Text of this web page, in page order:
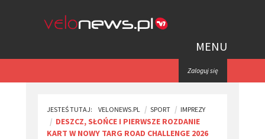
MENU
Zaloguj się
JESTEŚ TUTAJ: VELONEWS.PL SPORT IMPREZY
DESZCZ, SŁOŃCE I PIERWSZE ROZDANIE
KART W NOWY TARG ROAD CHALLENGE 2026